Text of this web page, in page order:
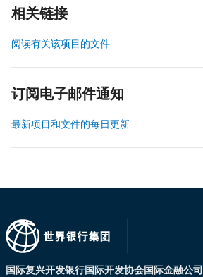
相关链接
阅读有关该项目的文件
订阅电子邮件通知
最新项目和文件的每日更新
国际复兴开发银行国际开发协会国际金融公司